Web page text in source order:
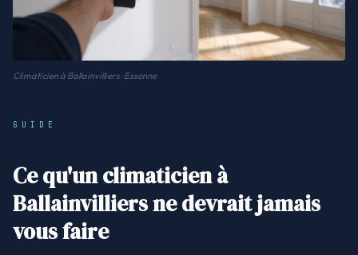
Climaticien à Ballainvilliers · Essonne
GUIDE
Ce qu'un climaticien à
Ballainvilliers ne devrait jamais
vous faire